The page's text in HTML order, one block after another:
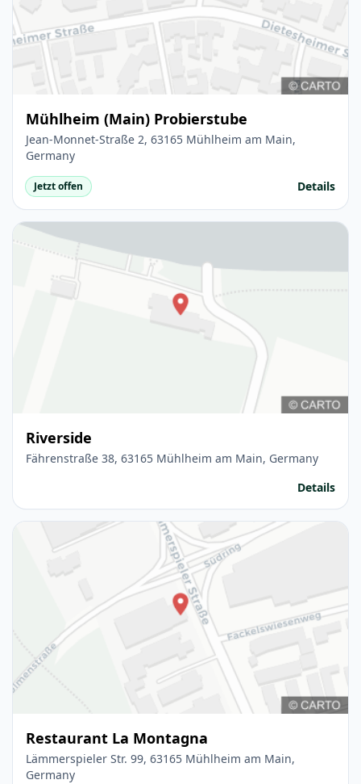
Mühlheim (Main) Probierstube
Jean-Monnet-Straße 2, 63165 Mühlheim am Main,
Germany
Jetzt offen Details
Riverside
Fährenstraße 38, 63165 Mühlheim am Main, Germany
Details
Restaurant La Montagna
Lämmerspieler Str. 99, 63165 Mühlheim am Main,
Germany